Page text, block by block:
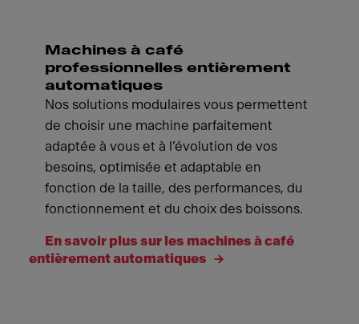
Machines à café
professionnelles entièrement
automatiques
Nos solutions modulaires vous permettent
de choisir une machine parfaitement
adaptée à vous et à l’évolution de vos
besoins, optimisée et adaptable en
fonction de la taille, des performances, du
fonctionnement et du choix des boissons.
En savoir plus sur les machines à café
entièrement automatiques